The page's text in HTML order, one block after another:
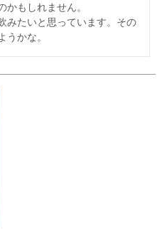
かもしれません。
みたいと思っています。その